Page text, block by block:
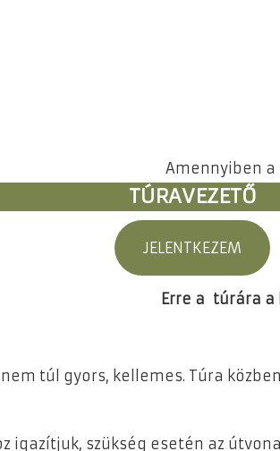
Amennyiben
TÚRAVEZETŐ
JELENTKEZEM
Erre a túrára a
túl gyors, kellemes. Túra
igazítjuk, szükség esetén az